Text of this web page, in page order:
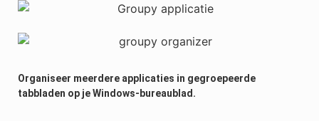
Organiseer meerdere applicaties in gegroepeerde
tabbladen op je Windows-bureaublad.